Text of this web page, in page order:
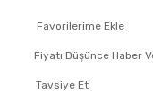
Fiyatı Düşünce Haber
Tavsiye Et